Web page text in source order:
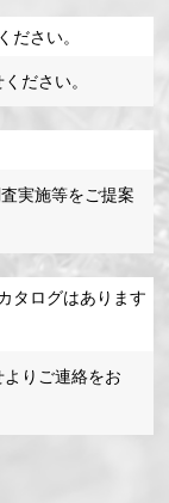
ださい。
ださい。
実施等をご提案
タログはあります
りご連絡をお